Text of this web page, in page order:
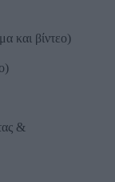
και βίντεο)
&